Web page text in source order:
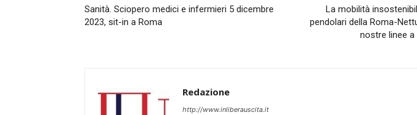
Sanità. Sciopero medici e infermieri 5 dicembre
2023, sit-in a Roma
La mobilità
pendolari della Roma-
nostre linee a
Redazione
http://www.inliberauscita.it